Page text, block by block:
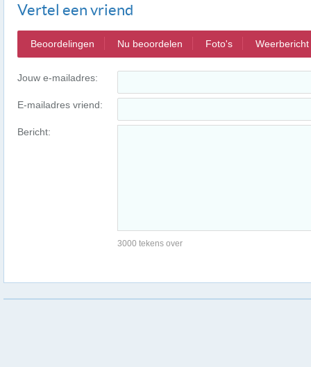
Vertel een vriend
Beoordelingen Nu beoordelen Foto's Weerbericht
Jouw e-mailadres:
E-mailadres vriend:
Bericht:
3000 tekens over